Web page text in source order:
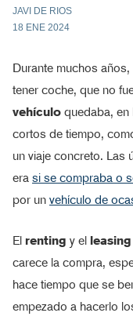
JAVI DE RIOS
18 ENE 2024
Durante muchos
tener coche, que no
vehículo quedaba,
cortos de tiempo,
un viaje concreto. Las
era si se compraba o
por un vehículo de
El renting y el leasing
carece la compra,
hace tiempo que se
empezado a hacerlo